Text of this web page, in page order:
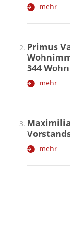
mehr
Primus
344
mehr
mehr